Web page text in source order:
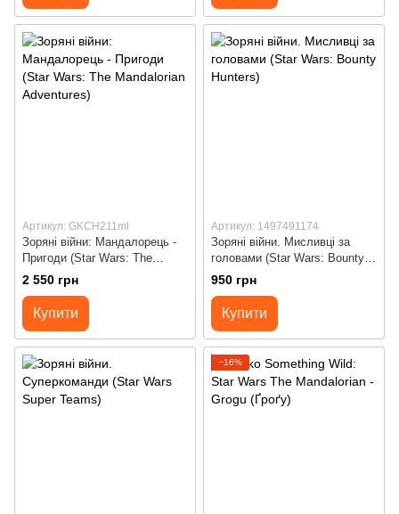
Артикул: GKCH211ml
Зоряні війни: Мандалорець -
Пригоди (Star Wars: The
Mandalorian Adventures)
2 550 грн
Купити
Артикул: 1497491174
Зоряні війни. Мисливці за
головами (Star Wars: Bounty
Hunters)
950 грн
Купити
−16%